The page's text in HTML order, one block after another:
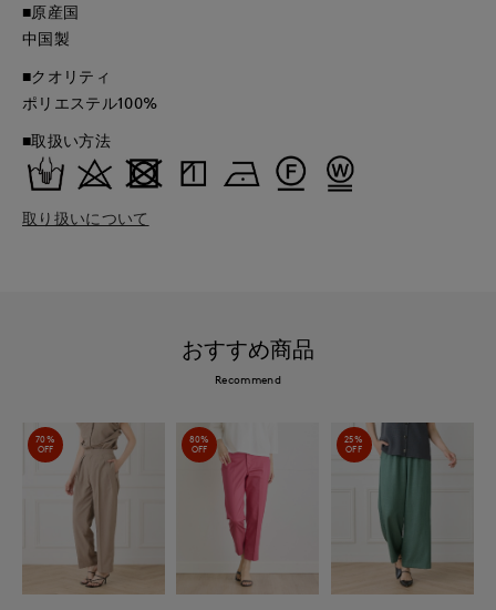
■原産国
中国製
■クオリティ
ポリエステル100%
■取扱い方法
取り扱いについて
おすすめ商品
Recommend
70%
OFF
80%
OFF
25%
OFF